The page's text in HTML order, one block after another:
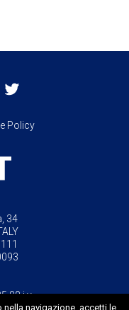
Policy
34
i.v.
navigazione, accetti le